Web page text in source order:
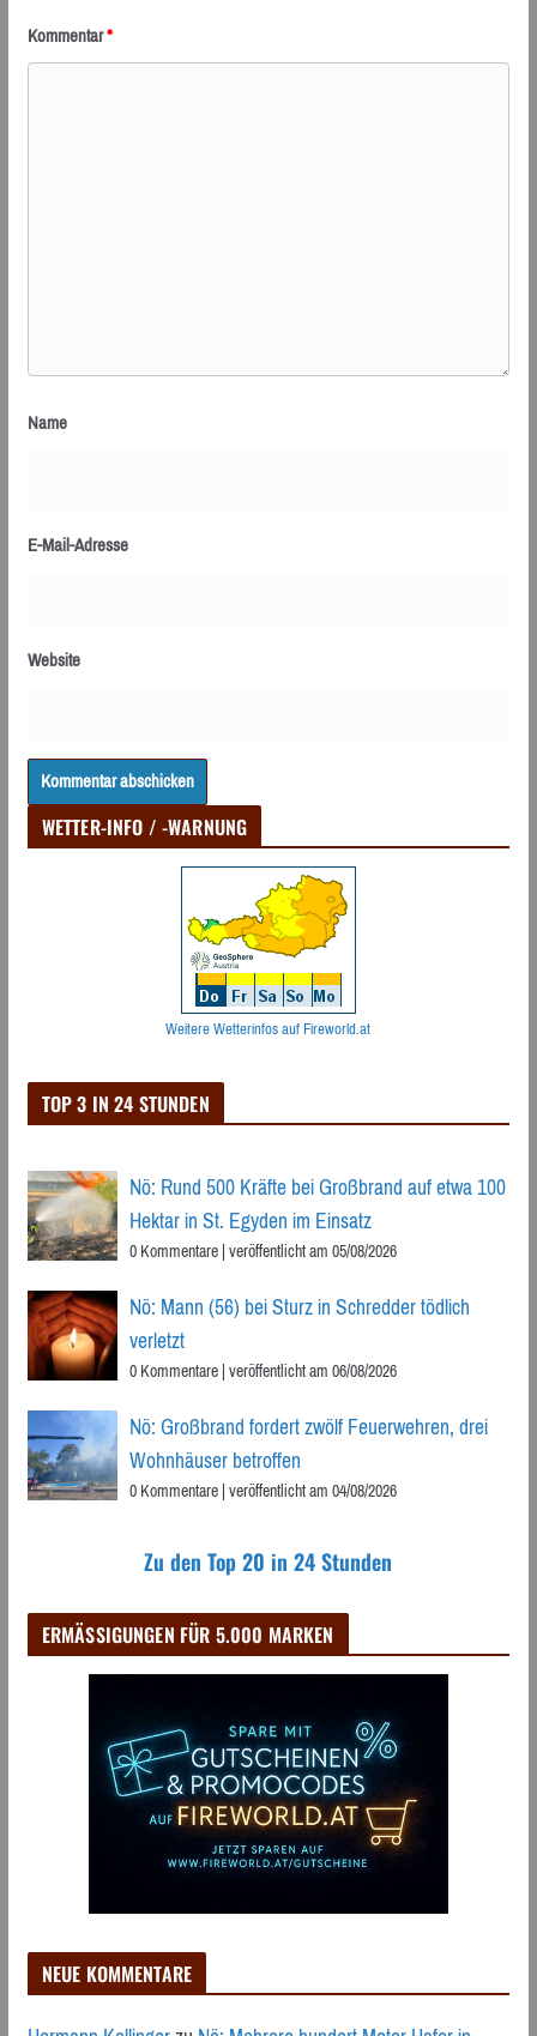
Kommentar*
Name
E-Mail-Adresse
Website
WETTER-INFO / -WARNUNG
Weitere Wetterinfos auf Fireworld.at
TOP 3 IN 24 STUNDEN
Nö: Rund 500 Kräfte bei Großbrand auf etwa 100
Hektar in St. Egyden im Einsatz
0 Kommentare|veröffentlicht am 05/08/2026
Nö: Mann (56) bei Sturz in Schredder tödlich
verletzt
0 Kommentare|veröffentlicht am 06/08/2026
Nö: Großbrand fordert zwölf Feuerwehren, drei
Wohnhäuser betroffen
0 Kommentare|veröffentlicht am 04/08/2026
Zu den Top 20 in 24 Stunden
ERMÄSSIGUNGEN FÜR 5.000 MARKEN
NEUE KOMMENTARE